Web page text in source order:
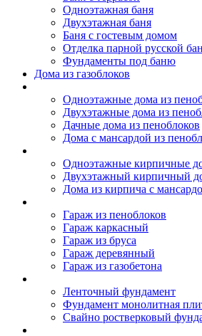
Одноэтажная баня
Двухэтажная баня
Баня с гостевым домом
Отделка парной русской
Фундаменты под баню
Дома из газоблоков
Одноэтажные дома из
Двухэтажные дома из
Дачные дома из пеноблоков
Дома с мансардой из
Одноэтажные кирпичные
Двухэтажный кирпичный
Дома из кирпича с
Гараж из пеноблоков
Гараж каркасный
Гараж из бруса
Гараж деревянный
Гараж из газобетона
Ленточный фундамент
Фундамент монолитная
Свайно ростверковый